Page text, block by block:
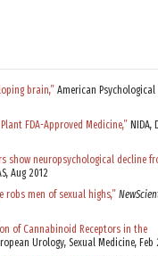
brain,”American Psychological
FDA-Approved Medicine,”NIDA,
show neuropsychological decline
Aug 2012
robs men of sexual highs,”
of Cannabinoid Receptors in the
Urology, Sexual Medicine, Feb
ИЗВИНИТЕ